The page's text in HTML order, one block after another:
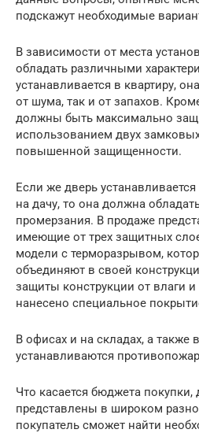
подскажут необходимые
В зависимости от места
обладать различными
устанавливается в квартиру,
от шума, так и от запахов.
должны быть максимально
использованием двух
повышенной защищенности.
Если же дверь
на дачу, то она должна
промерзания. В продаже
имеющие от трех защитных
модели с терморазрывом,
объединяют в своей
защиты конструкции от влаги
нанесено специальное
В офисах и на складах, а
устанавливаются
Что касается бюджета
представлены в широком
покупатель сможет найти